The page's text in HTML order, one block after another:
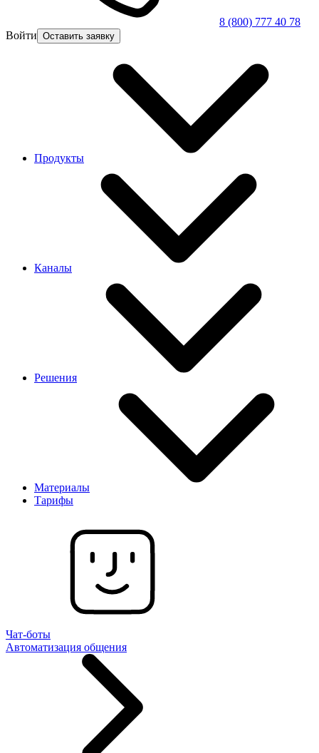
8 (800) 777 40 78
Войти Оставить заявку
Продукты
Каналы
Решения
Материалы
Тарифы
Чат-боты
Автоматизация общения